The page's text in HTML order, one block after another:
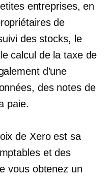
entreprises, en
de
des stocks, le
calcul de la taxe de
d’une
des notes de
paie.
de Xero est sa
et des
vous obtenez un